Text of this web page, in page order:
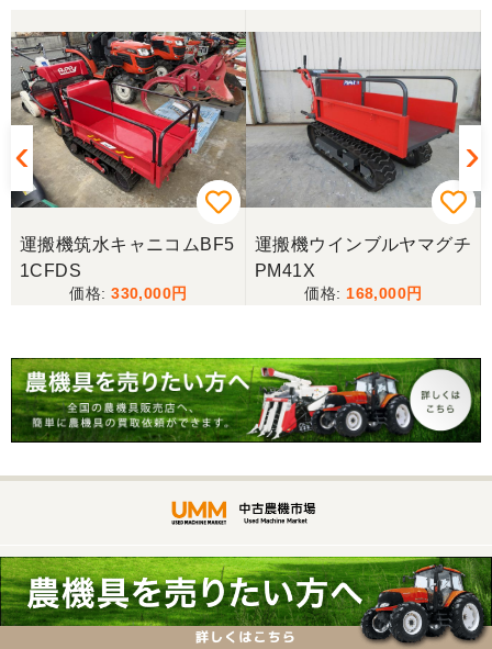
運搬機筑水キャニコムBF5
1CFDS
330,000
運搬機ウインブルヤマグチ
PM41X
168,000
中古農機市場UMM（旧JUM）
中古農機具を買う
・ 中古 田植機